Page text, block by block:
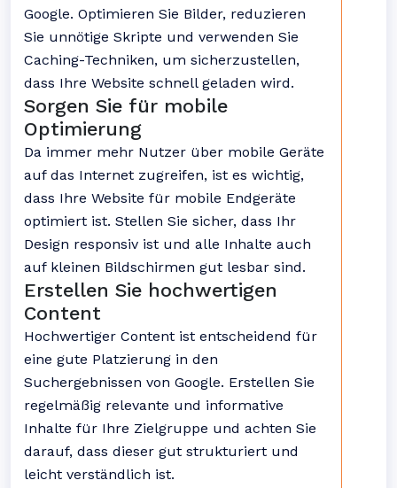
Google. Optimieren Sie Bilder, reduzieren
Sie unnötige Skripte und verwenden Sie
Caching-Techniken, um sicherzustellen,
dass Ihre Website schnell geladen wird.
Sorgen Sie für mobile
Optimierung
Da immer mehr Nutzer über mobile Geräte
auf das Internet zugreifen, ist es wichtig,
dass Ihre Website für mobile Endgeräte
optimiert ist. Stellen Sie sicher, dass Ihr
Design responsiv ist und alle Inhalte auch
auf kleinen Bildschirmen gut lesbar sind.
Erstellen Sie hochwertigen
Content
Hochwertiger Content ist entscheidend für
eine gute Platzierung in den
Suchergebnissen von Google. Erstellen Sie
regelmäßig relevante und informative
Inhalte für Ihre Zielgruppe und achten Sie
darauf, dass dieser gut strukturiert und
leicht verständlich ist.